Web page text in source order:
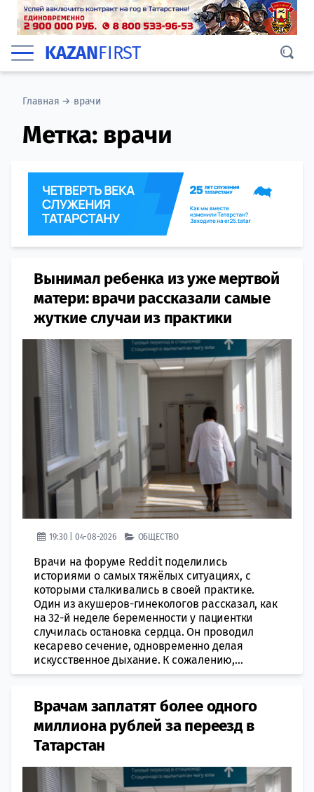
KAZANFIRST
Главная → врачи
Метка: врачи
Вынимал ребенка из уже мертвой
матери: врачи рассказали самые
жуткие случаи из практики
19:30 | 04-08-2026 ОБЩЕСТВО
Врачи на форуме Reddit поделились
историями о самых тяжёлых ситуациях, с
которыми сталкивались в своей практике.
Один из акушеров-гинекологов рассказал, как
на 32-й неделе беременности у пациентки
случилась остановка сердца. Он проводил
кесарево сечение, одновременно делая
искусственное дыхание. К сожалению,...
Врачам заплатят более одного
миллиона рублей за переезд в
Татарстан